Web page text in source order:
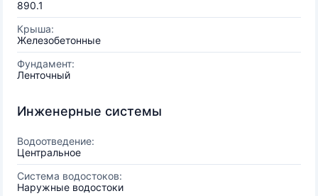
890.1
Крыша:
Железобетонные
Фундамент:
Ленточный
Инженерные системы
Водоотведение:
Центральное
Система водостоков:
Наружные водостоки